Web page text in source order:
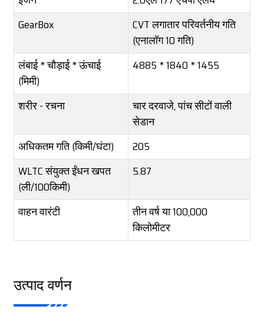
GearBox
CVT लगातार परिवर्तनीय गति
(एनालॉग 10 गति)
लंबाई * चौड़ाई * ऊंचाई
(मिमी)
4885 * 1840 * 1455
शरीर - रचना
चार दरवाजे, पांच सीटों वाली
सेडान
अधिकतम गति (किमी/घंटा)
205
WLTC संयुक्त ईंधन खपत
(ली/100किमी)
5.87
वाहन वारंटी
तीन वर्ष या 100,000
किलोमीटर
उत्पाद वर्णन